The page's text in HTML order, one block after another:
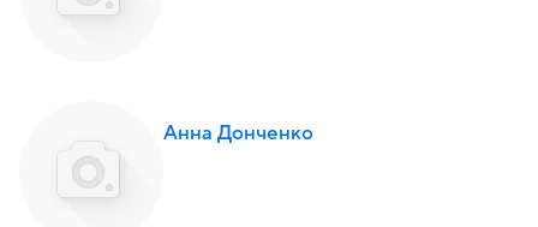
Анна Донченко